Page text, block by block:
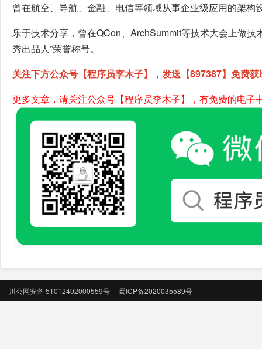
曾在航空、导航、金融、电信等领域从事企业级应用的架构
乐于技术分享，曾在QCon、ArchSummit等技术大会上做技
秀出品人”荣誉称号。
关注下方公众号【程序员李木子】，发送【897387】免费获
更多文章，请关注公众号【程序员李木子】，有免费的电子
川公网安备 51012402000559号 蜀ICP备2020035589号